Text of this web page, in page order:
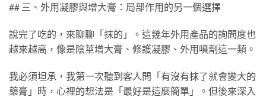
## 三、外用凝膠與增大膏：局部作用的另一個選擇
說完了吃的，來聊聊「抹的」。這幾年外用產品的詢問度也
越來越高，像是陰莖增大膏、修護凝膠、外用噴劑這一類。
我必須坦承，我第一次聽到客人問「有沒有抹了就會變大的
藥膏」時，心裡的想法是「最好是這麼簡單」。但後來深入